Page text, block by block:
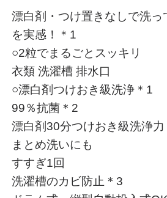
漂白剤・つけ置きなしで洗っ
を実感！＊1
○2粒でまるごとスッキリ
衣類 洗濯槽 排水口
○漂白剤つけおき級洗浄＊1
99％抗菌＊2
漂白剤30分つけおき級洗浄力
まとめ洗いにも
すすぎ1回
洗濯槽のカビ防止＊3